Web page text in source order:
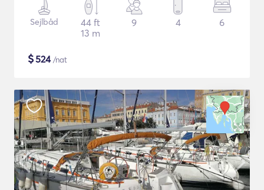
Sejlbåd
44 ft
13 m
9 4 6
$524/nat